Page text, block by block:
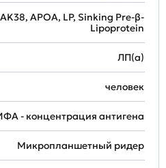
APOA, LP, Sinking Pre-β-
Lipoprotein
ЛП(а)
человек
- концентрация антигена
Микропланшетный ридер